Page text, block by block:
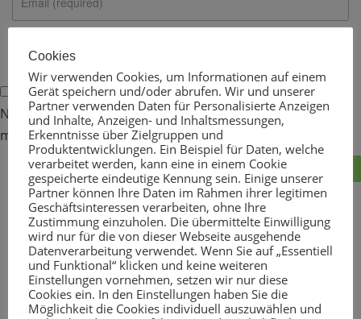
Name, E-Mail-Adresse und Website in diesem Browser für
meinen nächsten Kommentar speichern.
Sie erreichen uns:
Insel Groß- und Einzelhandel
Seestraße 15
17424 Seebad Heringsdorf
Cookies
Wir verwenden Cookies, um Informationen auf einem
Gerät speichern und/oder abrufen. Wir und unserer
Partner verwenden Daten für Personalisierte Anzeigen
und Inhalte, Anzeigen- und Inhaltsmessungen,
Erkenntnisse über Zielgruppen und
Produktentwicklungen. Ein Beispiel für Daten, welche
verarbeitet werden, kann eine in einem Cookie
gespeicherte eindeutige Kennung sein. Einige unserer
Partner können Ihre Daten im Rahmen ihrer legitimen
Geschäftsinteressen verarbeiten, ohne Ihre
Zustimmung einzuholen. Die übermittelte Einwilligung
wird nur für die von dieser Webseite ausgehende
Datenverarbeitung verwendet. Wenn Sie auf „Essentiell
und Funktional“ klicken und keine weiteren
Einstellungen vornehmen, setzen wir nur diese
Cookies ein. In den Einstellungen haben Sie die
Möglichkeit die Cookies individuell auszuwählen und